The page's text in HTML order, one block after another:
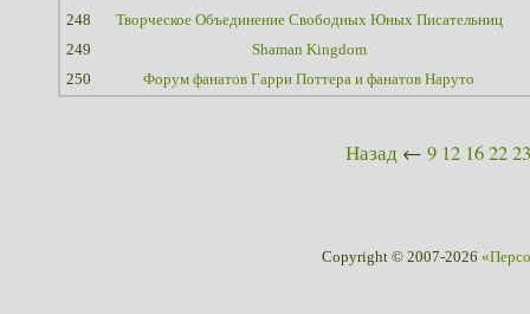
248
Творческое Объединение Свободных Юных Писательниц
249
Shaman Kingdom
250
Форум фанатов Гарри Поттера и фанатов Наруто
Назад ← 9 12 162223
Copyright © 2007-2026